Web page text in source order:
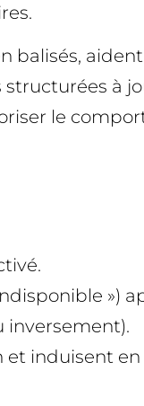
balisés,
à
le
»)
inversement).
induisent en